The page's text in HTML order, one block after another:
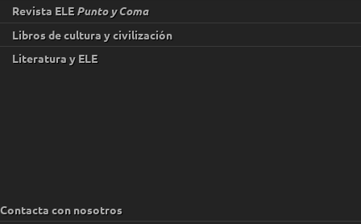
Revista ELEPunto y Coma
Libros de cultura y civilización
Literatura y ELE
Contacta con nosotros